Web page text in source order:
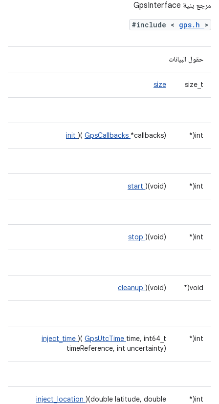
مرجع بنية GpsInterface
#include < gps.h >
حقول البيانات
size_t
size
int(*
init )( GpsCallbacks *callbacks)
int(*
start )(void)
int(*
stop )(void)
void(*
cleanup )(void)
int(*
inject_time )( GpsUtcTime time, int64_t
timeReference, int uncertainty)
int(*
inject_location )(double latitude, double